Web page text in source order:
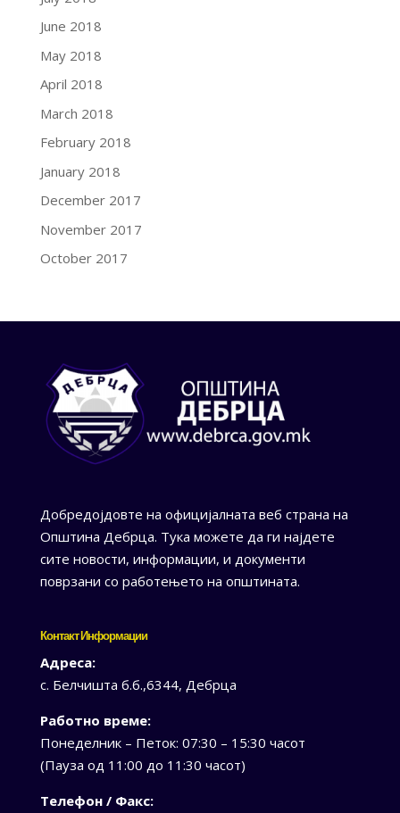
June 2018
May 2018
April 2018
March 2018
February 2018
January 2018
December 2017
November 2017
October 2017
Добредојдовте на официјалната веб страна на
Општина Дебрца. Тука можете да ги најдете
сите новости, информации, и документи
поврзани со работењето на општината.
Контакт Информации
Адреса:
с. Белчишта б.б.,6344, Дебрца
Работно време:
Понеделник – Петок: 07:30 – 15:30 часот
(Пауза од 11:00 до 11:30 часот)
Телефон / Факс: